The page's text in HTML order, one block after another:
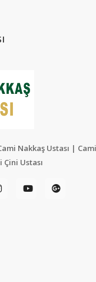
Nakkaş Ustası |
Ustası